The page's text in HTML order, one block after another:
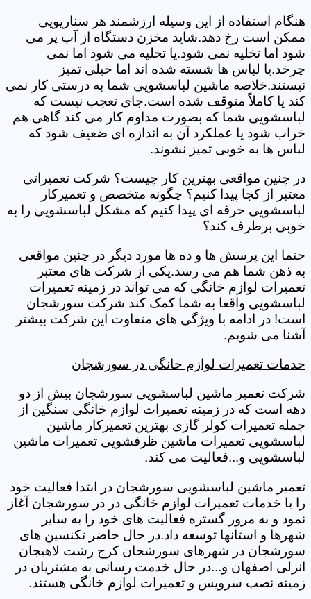
هنگام استفاده از این وسیله ارزشمند هر سناریویی
ممکن است رخ دهد.شاید مخزن دستگاه از آب پر می
شود اما تخلیه نمی شود.یا تخلیه می شود اما نمی
چرخد.یا لباس ها شسته شده اند اما خیلی تمیز
نیستند.خلاصه ماشین لباسشویی شما به درستی کار نمی
کند یا کاملاً متوقف شده است.جای تعجب نیست که
لباسشویی شما که بصورت مداوم کار می کند گاهی هم
خراب شود یا عملکرد آن به اندازه ای ضعیف شود که
لباس ها به خوبی تمیز نشوند.
در چنین مواقعی بهترین کار چیست؟ شرکت تعمیراتی
معتبر از کجا پیدا کنیم؟ چگونه متخصص و تعمیرکار
لباسشویی حرفه ای پیدا کنیم که مشکل لباسشویی را به
خوبی برطرف کند؟
حتما این پرسش ها و ده ها مورد دیگر در چنین مواقعی
به ذهن شما هم می رسد.یکی از شرکت های معتبر
تعمیرات لوازم خانگی که می تواند در زمینه تعمیرات
لباسشویی واقعا به شما کمک کند شرکت سورشجان
است! در ادامه با ویژگی های متفاوت این شرکت بیشتر
آشنا می شویم.
خدمات تعمیرات لوازم خانگی در سورشجان
شرکت تعمیر ماشین لباسشویی سورشجان بیش از دو
دهه است که در زمینه تعمیرات لوازم خانگی سنگین از
جمله تعمیرات کولر گازی بهترین تعمیرکار ماشین
لباسشویی تعمیرات ماشین ظرفشویی تعمیرات ماشین
لباسشویی و...فعالیت می کند.
تعمیر ماشین لباسشویی سورشجان در ابتدا فعالیت خود
را با خدمات تعمیرات لوازم خانگی در در سورشجان آغاز
نمود و به مرور گستره فعالیت های خود را به سایر
شهرها و استانها توسعه داد.در حال حاضر تکنسین های
سورشجان در شهرهای سورشجان کرج رشت لاهیجان
انزلی اصفهان و...در حال خدمت رسانی به مشتریان در
زمینه نصب سرویس و تعمیرات لوازم خانگی هستند.